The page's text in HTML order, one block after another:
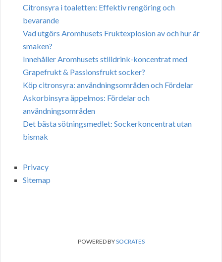
Citronsyra i toaletten: Effektiv rengöring och
bevarande
Vad utgörs Aromhusets Fruktexplosion av och hur är
smaken?
Innehåller Aromhusets stilldrink-koncentrat med
Grapefrukt & Passionsfrukt socker?
Köp citronsyra: användningsområden och Fördelar
Askorbinsyra äppelmos: Fördelar och
användningsområden
Det bästa sötningsmedlet: Sockerkoncentrat utan
bismak
Privacy
Sitemap
POWERED BYSOCRATES